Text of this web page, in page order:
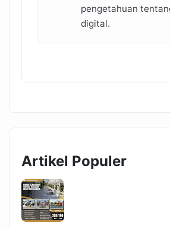
pengetahuan
digital.
Artikel Populer